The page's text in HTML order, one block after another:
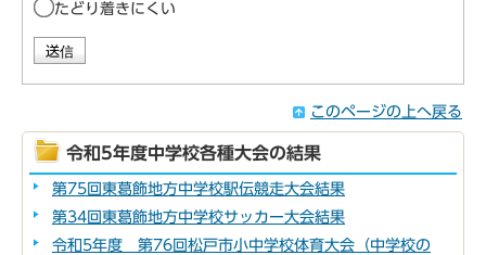
たどり着きにくい
このページの上へ戻る
令和5年度中学校各種大会の結果
第75回東葛飾地方中学校駅伝競走大会結果
第34回東葛飾地方中学校サッカー大会結果
令和5年度 第76回松戸市小中学校体育大会（中学校の